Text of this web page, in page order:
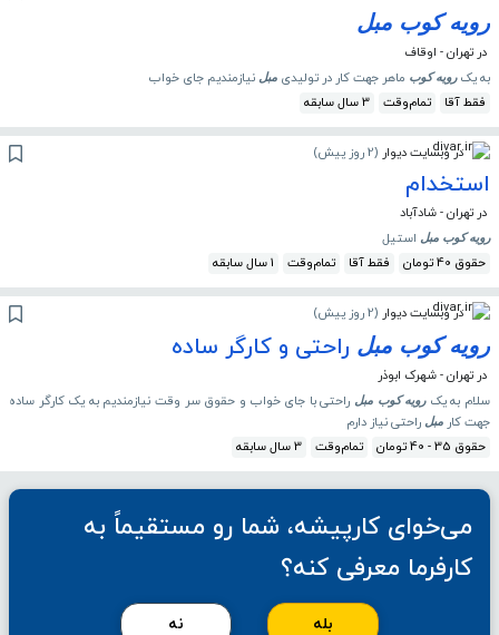
رویه کوب مبل
در تهران - اوقاف
به یکرویه کوب ماهر جهت کار در تولیدی مبل نیازمندیم جای خواب
فقط آقا
تمام‌وقت 3 سال سابقه
در وبسایت دیوار (2 روز پیش )
استخدام
در تهران - شادآباد
رویه کوب مبل استیل
حقوق 40 تومان
فقط آقا تمام‌وقت 1 سال سابقه
در وبسایت دیوار (2 روز پیش )
رویه کوب مبل راحتی و کارگر ساده
در تهران - شهرک ابوذر
سلام به یکرویه کوب مبل راحتی با جای خواب و حقوق سر وقت نیازمندیم به یک کارگر ساده
جهت کار مبل راحتی نیاز دارم
حقوق 35 - 40 تومان
تمام‌وقت 3 سال سابقه
می‌خوای کارپیشه، شما رو مستقیماً به
کارفرما معرفی کنه؟
بله نه